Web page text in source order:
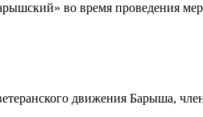
во время проведения
движения Барыша,